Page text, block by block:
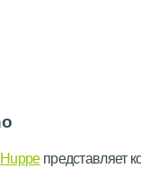
представляет